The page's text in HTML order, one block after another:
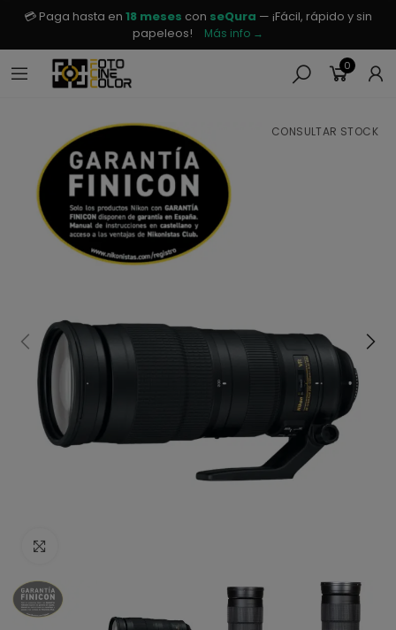
💳 Paga hasta en 18 meses con seQura — ¡Fácil, rápido y sin
papeleos!
Más info →
0
CONSULTAR STOCK